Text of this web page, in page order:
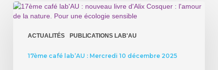
ACTUALITÉS PUBLICATIONS LAB'AU
17ème
café
17ème café lab’AU : Mercredi 10 décembre 2025